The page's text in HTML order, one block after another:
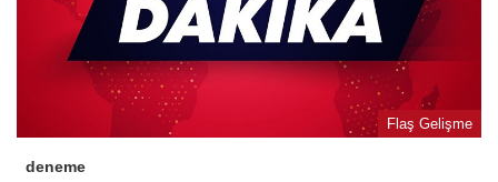
Flaş Gelişme
deneme